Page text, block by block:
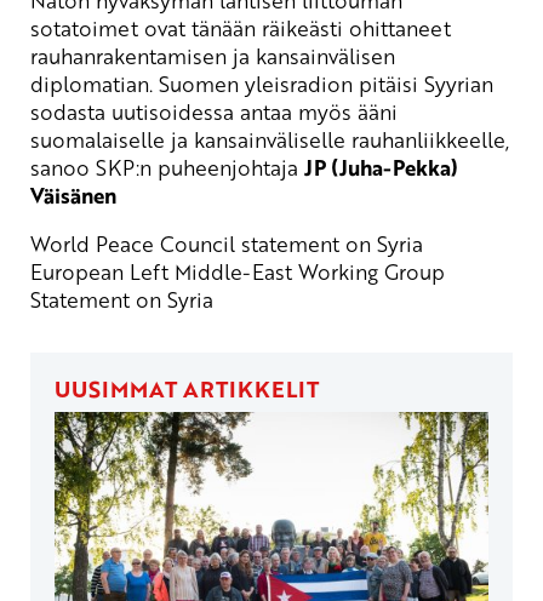
sotatoimet ovat tänään räikeästi ohittaneet
rauhanrakentamisen ja kansainvälisen
diplomatian. Suomen yleisradion pitäisi Syyrian
sodasta uutisoidessa antaa myös ääni
suomalaiselle ja kansainväliselle rauhanliikkeelle,
sanoo SKP:n puheenjohtaja JP (Juha-Pekka)
Väisänen
World Peace Council statement on Syria
European Left Middle-East Working Group
Statement on Syria
UUSIMMAT ARTIKKELIT